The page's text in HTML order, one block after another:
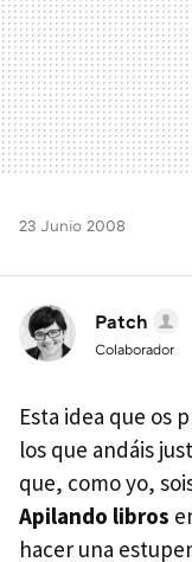
23 Junio 2008
Patch
Colaborador
Esta idea que os
los que andáis
que, como yo,
Apilando libros
hacer una